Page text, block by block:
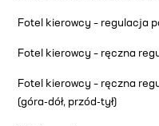
Fotel kierowcy – regulacja
Fotel kierowcy – ręczna
Fotel kierowcy – ręczna
(góra-dół, przód-tył)